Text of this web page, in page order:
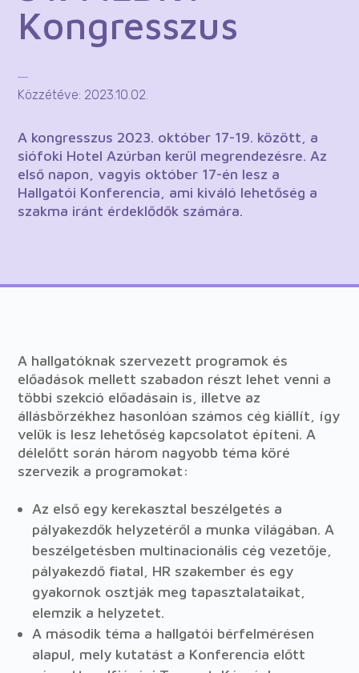
Kongresszus
Közzétéve: 2023.10.02.
A kongresszus 2023. október 17-19. között, a
siófoki Hotel Azúrban kerül megrendezésre. Az
első napon, vagyis október 17-én lesz a
Hallgatói Konferencia, ami kiváló lehetőség a
szakma iránt érdeklődők számára.
A hallgatóknak szervezett programok és
előadások mellett szabadon részt lehet venni a
többi szekció előadásain is, illetve az
állásbörzékhez hasonlóan számos cég kiállít, így
velük is lesz lehetőség kapcsolatot építeni. A
délelőtt során három nagyobb téma köré
szervezik a programokat:
Az első egy kerekasztal beszélgetés a
pályakezdők helyzetéről a munka világában. A
beszélgetésben multinacionális cég vezetője,
pályakezdő fiatal, HR szakember és egy
gyakornok osztják meg tapasztalataikat,
elemzik a helyzetet.
A második téma a hallgatói bérfelmérésen
alapul, mely kutatást a Konferencia előtt